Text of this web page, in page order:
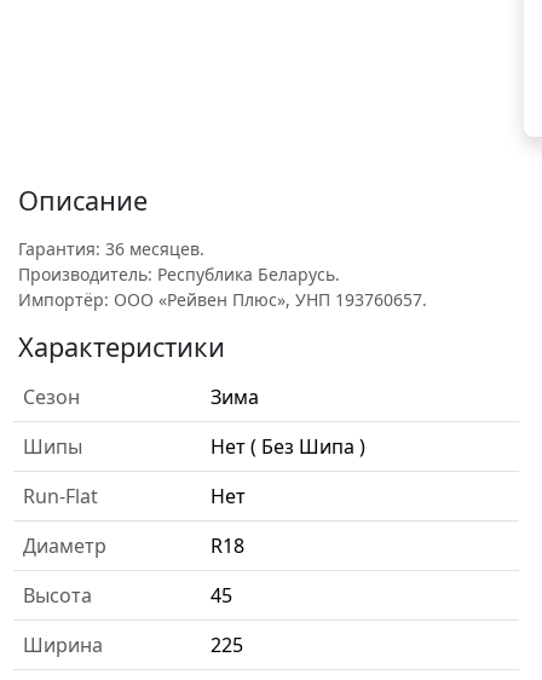
Описание
Гарантия: 36 месяцев.
Производитель: Республика Беларусь.
Импортёр: ООО «Рейвен Плюс», УНП 193760657.
Характеристики
Сезон
Зима
Шипы
Нет ( Без Шипа )
Run-Flat
Нет
Диаметр
R18
Высота
45
Ширина
225